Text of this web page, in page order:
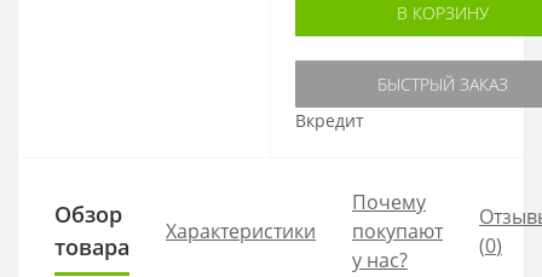
В КОРЗИНУ
БЫСТРЫЙ ЗАКАЗ
Вкредит
Обзор
товара
Характеристики
Почему
покупают
у нас?
(0)